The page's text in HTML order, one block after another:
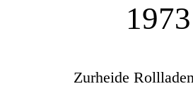
1973
Zurheide